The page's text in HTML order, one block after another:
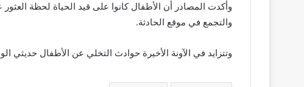
وأكدت المصادر أن الأطفال كانوا على قيد الحياة لحظة
والتجمع في موقع الحادثة.
وتتزايد في الآونة الأخيرة حوادث التخلي عن الأطفال حديثي